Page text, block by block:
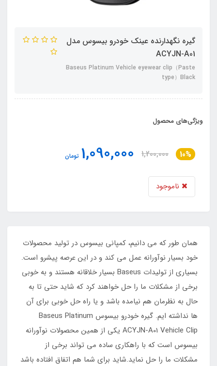
گیره نگهدارنده عینک خودرو بیسوس مدل
ACYJN-A01
Baseus Platinum Vehicle eyewear clip（Paste
type）Black
ویژگی‌های محصول
10%
1,200,000
1,090,000 تومان
ناموجود
همان طور که می دانیم، کمپانی بیسوس در تولید محصولات
خود بسیار نوآورانه عمل می کند و در این عرصه پیشرو است.
بسیاری از تولیدات Baseus بسیار خلاقانه هستند و به خوبی
برخی از مشکلات ما را حل خواهند کرد که شاید حتی تا به
حال به نظرمان هم نیامده باشد و یا راه حل خوبی برای آن
ها نداشته ایم. گیره خودرو بیسوس Baseus Platinum
ACYJN-A01 Vehicle Clip یکی از همین محصولات نوآورانه
بیسوس است که با راهکاری ساده می تواند برخی از
مشکلات ما را حل نماید.شاید برای شما هم اتفاق افتاده باشد